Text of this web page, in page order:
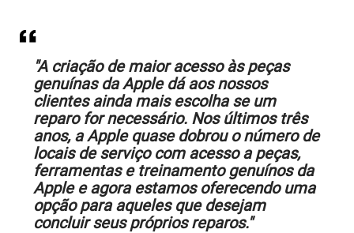
"A criação de maior acesso às peças
genuínas da Apple dá aos nossos
clientes ainda mais escolha se um
reparo for necessário. Nos últimos três
anos, a Apple quase dobrou o número de
locais de serviço com acesso a peças,
ferramentas e treinamento genuínos da
Apple e agora estamos oferecendo uma
opção para aqueles que desejam
concluir seus próprios reparos."